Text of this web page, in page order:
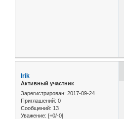
Irik
Активный участник
Зарегистрирован: 2017-09-24
Приглашений: 0
Сообщений: 13
Уважение: [+0/-0]